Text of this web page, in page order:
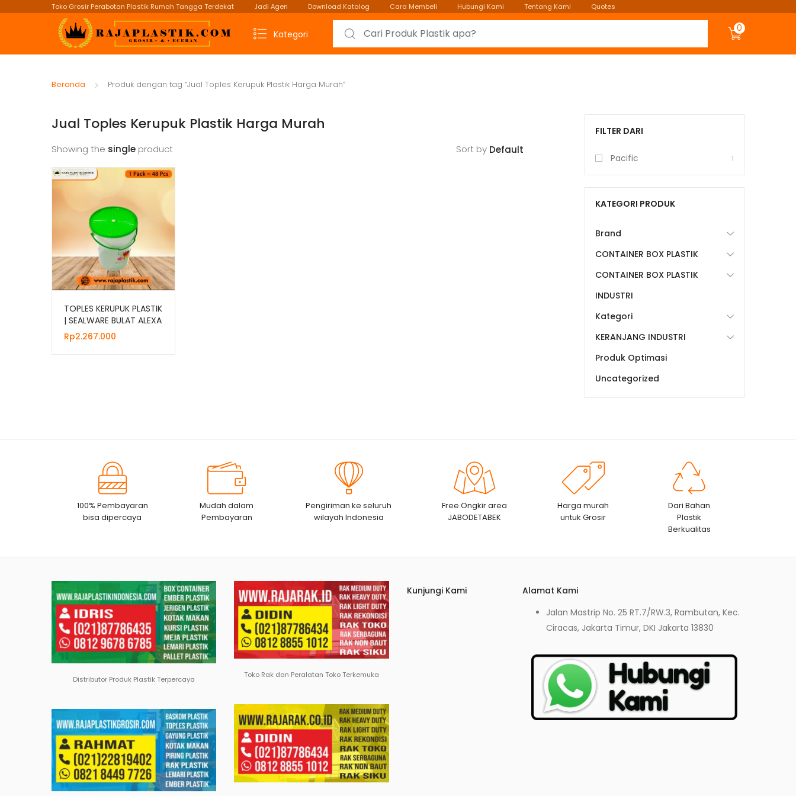
Toko Grosir Perabotan Plastik Rumah Tangga Terdekat Jadi Agen Download Katalog Cara Membeli Hubungi Kami Tentang Kami Quotes
Kategori
Search for: 0
Beranda Produk dengan tag “Jual Toples Kerupuk Plastik Harga Murah”
Jual Toples Kerupuk Plastik Harga Murah
Showing the single product Sort by
TOPLES KERUPUK PLASTIK
| SEALWARE BULAT ALEXA
18 LITER
Rp2.267.000
FILTER DARI
Pacific 1
KATEGORI PRODUK
Brand
CONTAINER BOX PLASTIK
CONTAINER BOX PLASTIK
INDUSTRI
Kategori
KERANJANG INDUSTRI
Produk Optimasi
Uncategorized
100% Pembayaran
bisa dipercaya
Mudah dalam
Pembayaran
Pengiriman ke seluruh
wilayah Indonesia
Free Ongkir area
JABODETABEK
Harga murah
untuk Grosir
Dari Bahan
Plastik
Berkualitas
Distributor Produk Plastik Terpercaya Toko Rak dan Peralatan Toko Terkemuka
Kunjungi Kami
Alamat Kami
Jalan Mastrip No. 25 RT.7/RW.3, Rambutan, Kec.
Ciracas, Jakarta Timur, DKI Jakarta 13830